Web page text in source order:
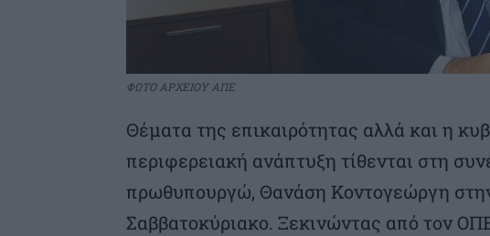
ΦΩΤΟ ΑΡΧΕΙΟΥ ΑΠΕ
Θέματα της επικαιρότητας αλλά και η
περιφερειακή ανάπτυξη τίθενται στη
πρωθυπουργώ, Θανάση Κοντογεώργη
Σαββατοκύριακο. Ξεκινώντας από τον